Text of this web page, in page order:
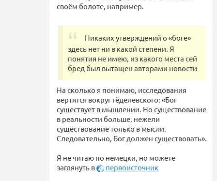
своём болоте, например.
Никаких утверждений о «боге»
здесь нет ни в какой степени. Я
понятия не имею, из какого места сей
бред был вытащен авторами новости
На сколько я понимаю, исследования
вертятся вокруг гёделевского: «Бог
существует в мышлении. Но существование
в реальности больше, нежели
существование только в мысли.
Следовательно, Бог должен существовать».
Я не читаю по немецки, но можете
заглянуть в
первоисточник